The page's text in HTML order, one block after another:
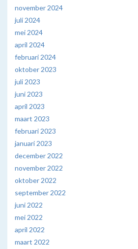
november 2024
juli 2024
mei 2024
april 2024
februari 2024
oktober 2023
juli 2023
juni 2023
april 2023
maart 2023
februari 2023
januari 2023
december 2022
november 2022
oktober 2022
september 2022
juni 2022
mei 2022
april 2022
maart 2022